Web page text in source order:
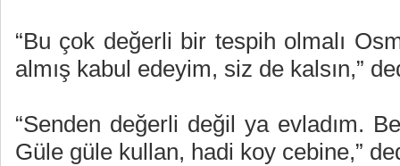
“Bu çok değerli bir tespih olmalı
almış kabul edeyim, siz de kalsın,”
“Senden değerli değil ya evladım.
Güle güle kullan, hadi koy cebine,”